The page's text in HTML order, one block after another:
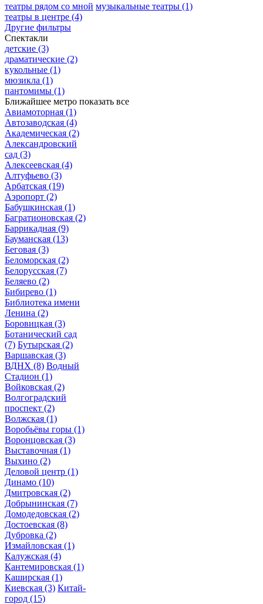
театры рядом со мной музыкальные театры (1)
театры в центре (4)
Другие фильтры
Спектакли
детские (3)
драматические (2)
кукольные (1)
мюзикла (1)
пантомимы (1)
Ближайшее метро показать все
Авиамоторная (1)
Автозаводская (4)
Академическая (2)
Александровский
сад (3)
Алексеевская (4)
Алтуфьево (3)
Арбатская (19)
Аэропорт (2)
Бабушкинская (1)
Багратионовская (2)
Баррикадная (9)
Бауманская (13)
Беговая (3)
Беломорская (2)
Белорусская (7)
Беляево (2)
Бибирево (1)
Библиотека имени
Ленина (2)
Боровицкая (3)
Ботанический сад
(7) Бутырская (2)
Варшавская (3)
ВДНХ (8) Водный
Стадион (1)
Войковская (2)
Волгоградский
проспект (2)
Волжская (1)
Воробьёвы горы (1)
Воронцовская (3)
Выставочная (1)
Выхино (2)
Деловой центр (1)
Динамо (10)
Дмитровская (2)
Добрынинская (7)
Домодедовская (2)
Достоевская (8)
Дубровка (2)
Измайловская (1)
Калужская (4)
Кантемировская (1)
Каширская (1)
Киевская (3) Китай-
город (15)